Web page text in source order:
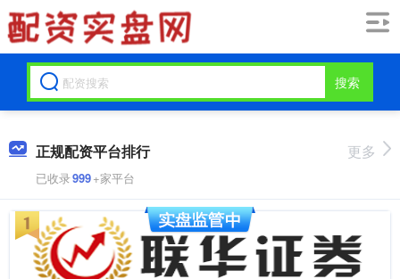
搜索
正规配资平台排行
已收录999+家平台
更多